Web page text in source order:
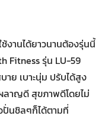
งานได้ยาวนานต้องรุ่นนี้
Fitness รุ่น LU-59
ย เบาะนุ่ม ปรับได้สูง
ลาญดี สุขภาพดีโดยไม่
ปั่นชิลๆก็ได้ตามที่